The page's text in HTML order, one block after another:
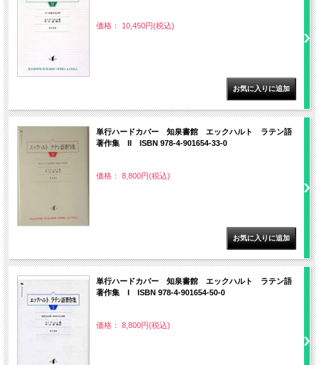
価格： 10,450円(税込)
単行ハードカバー 知泉書館 エックハルト ラテン語
著作集 II ISBN 978-4-901654-33-0
価格： 8,800円(税込)
単行ハードカバー 知泉書館 エックハルト ラテン語
著作集 I ISBN 978-4-901654-50-0
価格： 8,800円(税込)